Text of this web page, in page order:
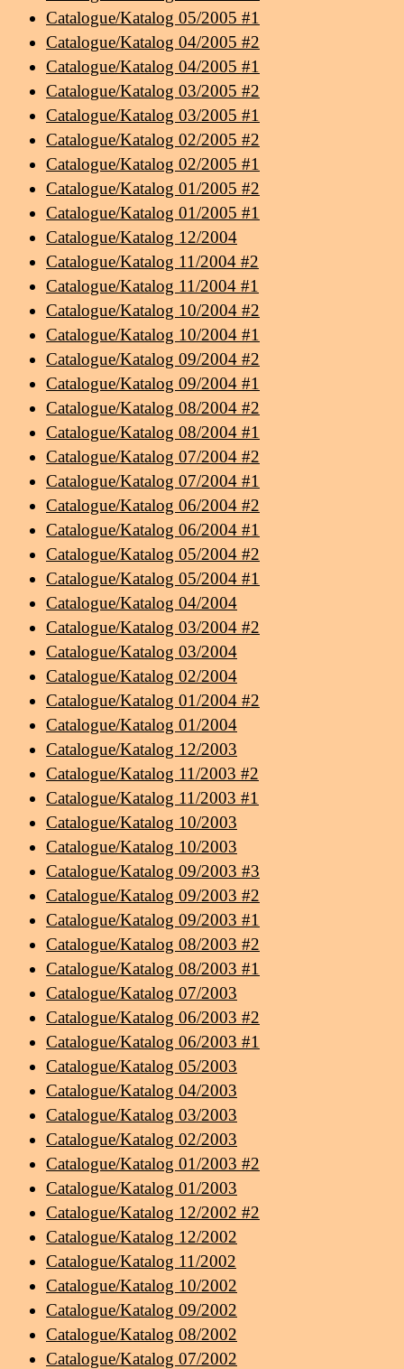
Catalogue/Katalog 05/2005 #1
Catalogue/Katalog 04/2005 #2
Catalogue/Katalog 04/2005 #1
Catalogue/Katalog 03/2005 #2
Catalogue/Katalog 03/2005 #1
Catalogue/Katalog 02/2005 #2
Catalogue/Katalog 02/2005 #1
Catalogue/Katalog 01/2005 #2
Catalogue/Katalog 01/2005 #1
Catalogue/Katalog 12/2004
Catalogue/Katalog 11/2004 #2
Catalogue/Katalog 11/2004 #1
Catalogue/Katalog 10/2004 #2
Catalogue/Katalog 10/2004 #1
Catalogue/Katalog 09/2004 #2
Catalogue/Katalog 09/2004 #1
Catalogue/Katalog 08/2004 #2
Catalogue/Katalog 08/2004 #1
Catalogue/Katalog 07/2004 #2
Catalogue/Katalog 07/2004 #1
Catalogue/Katalog 06/2004 #2
Catalogue/Katalog 06/2004 #1
Catalogue/Katalog 05/2004 #2
Catalogue/Katalog 05/2004 #1
Catalogue/Katalog 04/2004
Catalogue/Katalog 03/2004 #2
Catalogue/Katalog 03/2004
Catalogue/Katalog 02/2004
Catalogue/Katalog 01/2004 #2
Catalogue/Katalog 01/2004
Catalogue/Katalog 12/2003
Catalogue/Katalog 11/2003 #2
Catalogue/Katalog 11/2003 #1
Catalogue/Katalog 10/2003
Catalogue/Katalog 10/2003
Catalogue/Katalog 09/2003 #3
Catalogue/Katalog 09/2003 #2
Catalogue/Katalog 09/2003 #1
Catalogue/Katalog 08/2003 #2
Catalogue/Katalog 08/2003 #1
Catalogue/Katalog 07/2003
Catalogue/Katalog 06/2003 #2
Catalogue/Katalog 06/2003 #1
Catalogue/Katalog 05/2003
Catalogue/Katalog 04/2003
Catalogue/Katalog 03/2003
Catalogue/Katalog 02/2003
Catalogue/Katalog 01/2003 #2
Catalogue/Katalog 01/2003
Catalogue/Katalog 12/2002 #2
Catalogue/Katalog 12/2002
Catalogue/Katalog 11/2002
Catalogue/Katalog 10/2002
Catalogue/Katalog 09/2002
Catalogue/Katalog 08/2002
Catalogue/Katalog 07/2002